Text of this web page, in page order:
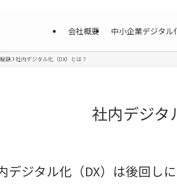
会社概要 中小企業デジタル
訣 社内デジタル化（DX）とは？
社内デジタ
デジタル化（DX）は後回し